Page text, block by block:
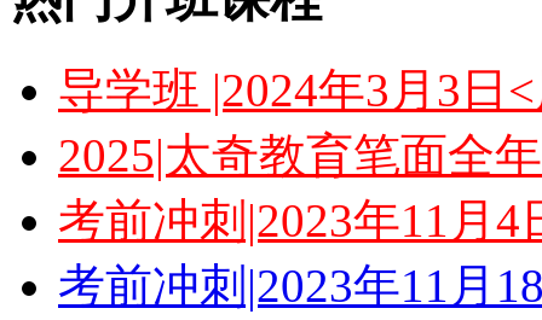
导学班 |2024年3月3日
2025|太奇教育笔面全
考前冲刺|2023年11月
考前冲刺|2023年11月